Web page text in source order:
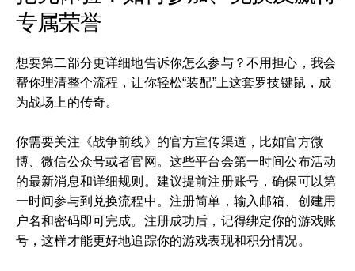
专属荣誉
想要第二部分更详细地告诉你怎么参与？不用担心，我会
帮你理清整个流程，让你轻松“装配”上这套罗技键鼠，成
为战场上的传奇。
你需要关注《战争前线》的官方宣传渠道，比如官方微
博、微信公众号或者官网。这些平台会第一时间公布活动
的最新消息和详细规则。建议提前注册账号，确保可以第
一时间参与到兑换流程中。注册简单，输入邮箱、创建用
户名和密码即可完成。注册成功后，记得绑定你的游戏账
号，这样才能更好地追踪你的游戏表现和积分情况。